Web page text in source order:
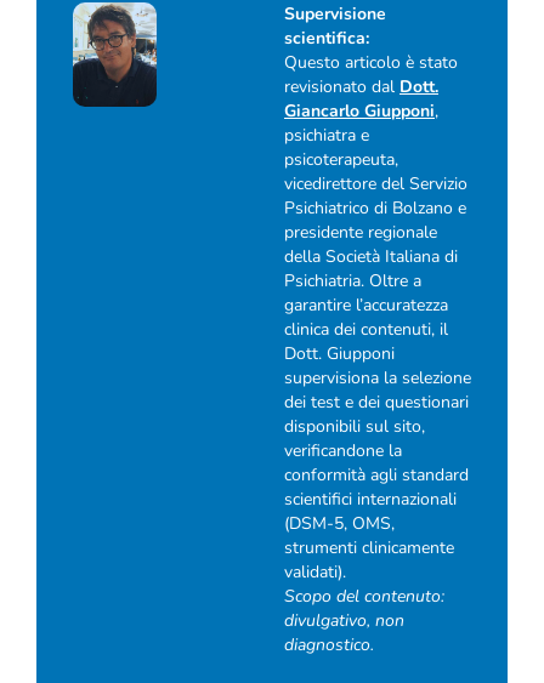
Supervisione
scientifica:
Questo articolo è stato
revisionato dal Dott.
Giancarlo Giupponi,
psichiatra e
psicoterapeuta,
vicedirettore del Servizio
Psichiatrico di Bolzano e
presidente regionale
della Società Italiana di
Psichiatria. Oltre a
garantire l’accuratezza
clinica dei contenuti, il
Dott. Giupponi
supervisiona la selezione
dei test e dei questionari
disponibili sul sito,
verificandone la
conformità agli standard
scientifici internazionali
(DSM-5, OMS,
strumenti clinicamente
validati).
Scopo del contenuto:
divulgativo, non
diagnostico.